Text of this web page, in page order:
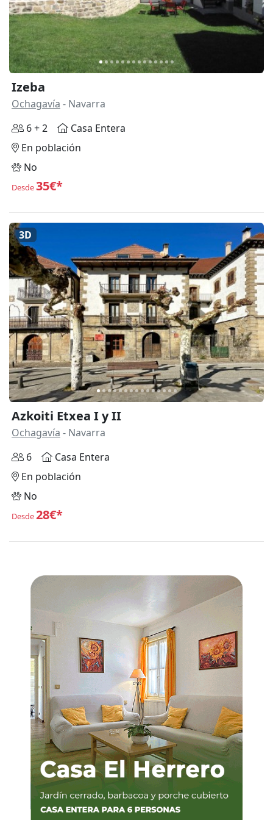
Izeba
Ochagavía - Navarra
6 + 2
Casa Entera
En población
No
Desde35€*
Anterior
3D
Azkoiti Etxea I y II
Ochagavía - Navarra
6
Casa Entera
En población
No
Desde28€*